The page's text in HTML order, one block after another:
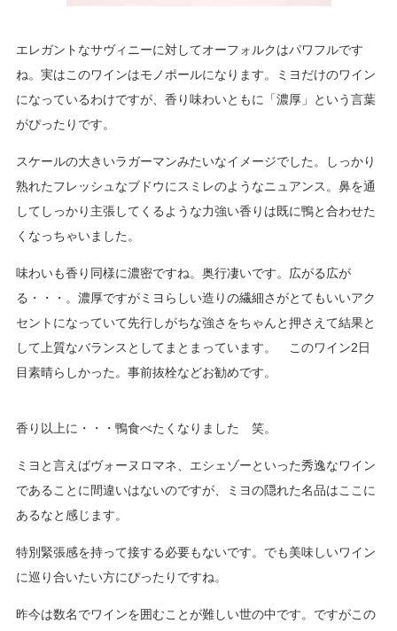
エレガントなサヴィニーに対してオーフォルクはパワフルです
ね。実はこのワインはモノポールになります。ミヨだけのワイン
になっているわけですが、香り味わいともに「濃厚」という言葉
がぴったりです。
スケールの大きいラガーマンみたいなイメージでした。しっかり
熟れたフレッシュなブドウにスミレのようなニュアンス。鼻を通
してしっかり主張してくるような力強い香りは既に鴨と合わせた
くなっちゃいました。
味わいも香り同様に濃密ですね。奥行凄いです。広がる広が
る・・・。濃厚ですがミヨらしい造りの繊細さがとてもいいアク
セントになっていて先行しがちな強さをちゃんと押さえて結果と
して上質なバランスとしてまとまっています。 このワイン2日
目素晴らしかった。事前抜栓などお勧めです。
香り以上に・・・鴨食べたくなりました 笑。
ミヨと言えばヴォーヌロマネ、エシェゾーといった秀逸なワイン
であることに間違いはないのですが、ミヨの隠れた名品はここに
あるなと感じます。
特別緊張感を持って接する必要もないです。でも美味しいワイン
に巡り合いたい方にぴったりですね。
昨今は数名でワインを囲むことが難しい世の中です。ですがこの